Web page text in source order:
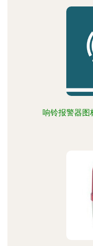
响铃报警器图